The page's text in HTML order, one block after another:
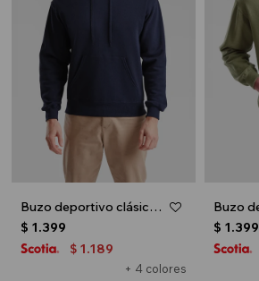
Buzo deportivo clásico con capucha - Azul marino
+ 4 colores
$ 1.399
$ 1.189
$ 1.399